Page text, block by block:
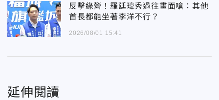
反擊綠營！羅廷瑋秀過往畫面嗆：其他
首長都能坐著李洋不行？
2026/08/01 15:41
延伸閱讀